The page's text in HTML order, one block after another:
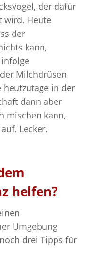
der dafür
wird. Heute
der
kann,
Milchdrüsen
in der
dann aber
mischen kann,
Lecker.
helfen?
Umgebung
drei Tipps für